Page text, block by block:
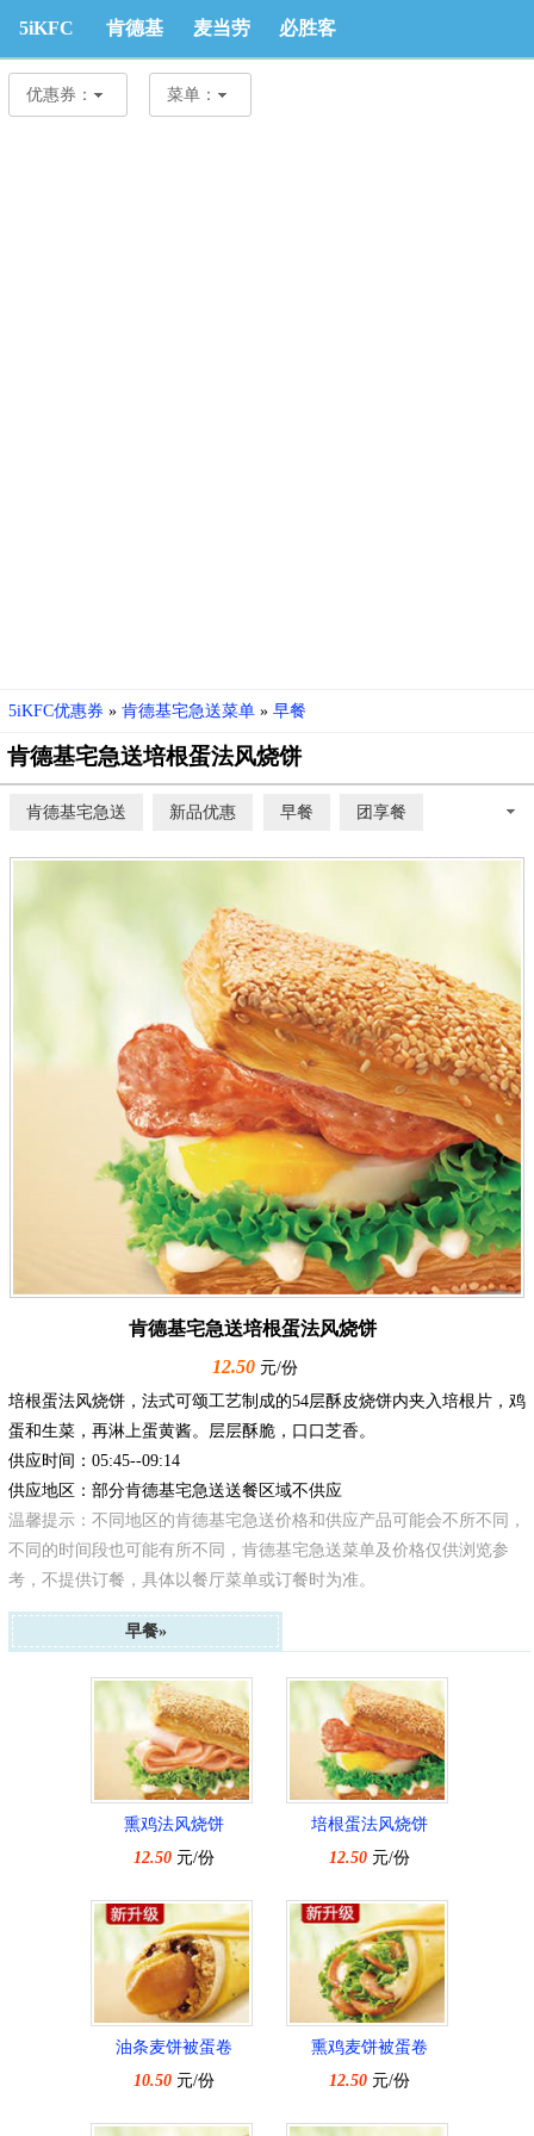
5iKFC
优惠券
肯德基 麦当劳
优惠券
必胜客
优惠券： 菜单：
5iKFC优惠券 » 肯德基宅急送菜单 » 早餐
肯德基宅急送培根蛋法风烧饼
肯德基宅急送 新品优惠 早餐 团享餐
超值多人餐(桶餐) K记饭桶 美味汉堡 轻松卷类
缤纷小食
夜宵
肯德基宅急送培根蛋法风烧饼
12.50元/份
培根蛋法风烧饼，法式可颂工艺制成的54层酥皮烧饼内夹入培根片，鸡
蛋和生菜，再淋上蛋黄酱。层层酥脆，口口芝香。
供应时间：05:45--09:14
供应地区：部分肯德基宅急送送餐区域不供应
温馨提示：不同地区的肯德基宅急送价格和供应产品可能会不所不同，
不同的时间段也可能有所不同，肯德基宅急送菜单及价格仅供浏览参
考，不提供订餐，具体以餐厅菜单或订餐时为准。
早餐»
熏鸡法风烧饼
12.50 元/份
培根蛋法风烧饼
12.50 元/份
油条麦饼被蛋卷
10.50 元/份
熏鸡麦饼被蛋卷
12.50 元/份